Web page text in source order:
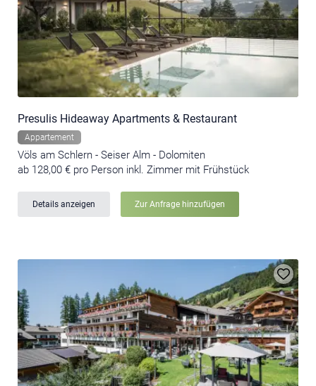
Presulis Hideaway Apartments & Restaurant
Appartement
Völs am Schlern - Seiser Alm - Dolomiten
ab 128,00 € pro Person inkl. Zimmer mit Frühstück
Details anzeigen Zur Anfrage hinzufügen